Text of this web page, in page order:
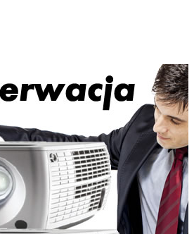
Czyszczenie konserwacja
IN35W
Wykonujemy okresowe konserwacje i
projektorów INFOCUS IN35W Czas
jedynie 1-3 dni robocze.
Skontaktuj się z nami
32 256 49 59